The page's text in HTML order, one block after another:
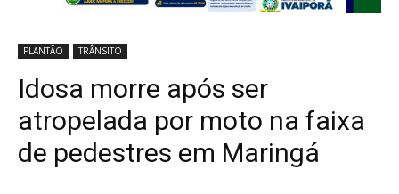
PLANTÃO TRÂNSITO
Idosa morre após ser
atropelada por moto na faixa
de pedestres em Maringá